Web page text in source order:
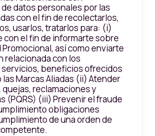
datos personales por las
con el fin de recolectarlos,
usarlos, tratarlos para: (i)
con el fin de informarte sobre
Promocional, así como enviarte
relacionada con los
beneficios ofrecidos
las Marcas Aliadas (ii) Atender
reclamaciones y
(PQRS) (iii) Prevenir el fraude
obligaciones
de una orden de